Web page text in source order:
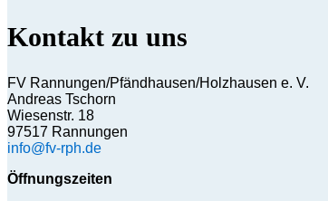
Kontakt zu uns
FV Rannungen/Pfändhausen/Holzhausen e. V.
Andreas Tschorn
Wiesenstr. 18
97517 Rannungen
info@fv-rph.de
Öffnungszeiten